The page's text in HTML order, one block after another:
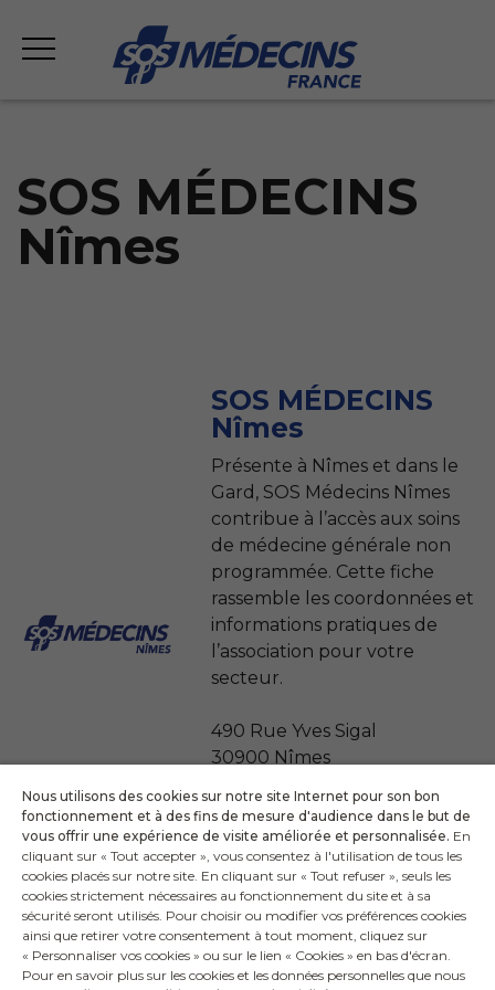
SOS MÉDECINS
Nîmes
SOS MÉDECINS
Nîmes
Présente à Nîmes et dans le
Gard, SOS Médecins Nîmes
contribue à l’accès aux soins
de médecine générale non
programmée. Cette fiche
rassemble les coordonnées et
informations pratiques de
l’association pour votre
secteur.
490 Rue Yves Sigal
30900 Nîmes
Téléphone national : 36 24
(0.15 € / min)
Plus d'information
VOIR TOUTES LES ASSOCIATIONS
Nous utilisons des cookies sur notre site Internet pour son bon
fonctionnement et à des fins de mesure d'audience dans le but de
vous offrir une expérience de visite améliorée et personnalisée. En
cliquant sur « Tout accepter », vous consentez à l'utilisation de tous les
cookies placés sur notre site. En cliquant sur « Tout refuser », seuls les
cookies strictement nécessaires au fonctionnement du site et à sa
sécurité seront utilisés. Pour choisir ou modifier vos préférences cookies
ainsi que retirer votre consentement à tout moment, cliquez sur
« Personnaliser vos cookies » ou sur le lien « Cookies » en bas d'écran.
Pour en savoir plus sur les cookies et les données personnelles que nous